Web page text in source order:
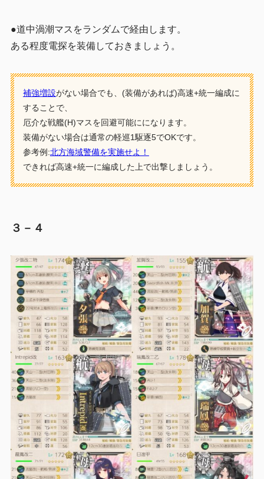
●道中渦潮マスをランダムで経由します。
ある程度電探を装備しておきましょう。
補強増設がない場合でも、(装備があれば)高速+統一編成に
することで、
厄介な戦艦(H)マスを回避可能にになります。
装備がない場合は通常の軽巡1駆逐5でOKです。
参考例:北方海域警備を実施せよ！
できれば高速+統一に編成した上で出撃しましょう。
３－４